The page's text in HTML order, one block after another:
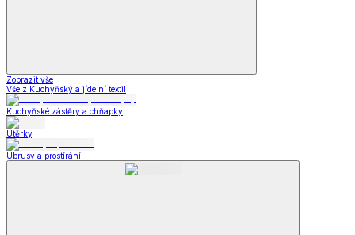
Zobrazit vše
Vše z Kuchyňský a jídelní textil
Kuchyňské zástěry a chňapky
Utěrky
Ubrusy a prostírání